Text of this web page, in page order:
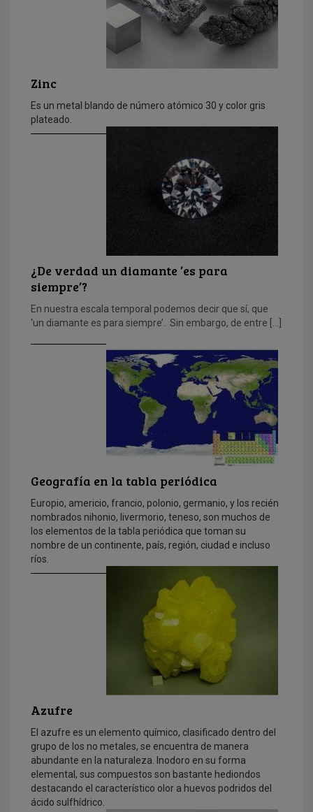
Zinc
Es un metal blando de número atómico 30 y color gris
plateado.
¿De verdad un diamante ’es para
siempre’?
En nuestra escala temporal podemos decir que sí, que
‘un diamante es para siempre’. Sin embargo, de entre […]
Geografía en la tabla periódica
Europio, americio, francio, polonio, germanio, y los recién
nombrados nihonio, livermorio, teneso, son muchos de
los elementos de la tabla periódica que toman su
nombre de un continente, país, región, ciudad e incluso
ríos.
Azufre
El azufre es un elemento químico, clasificado dentro del
grupo de los no metales, se encuentra de manera
abundante en la naturaleza. Inodoro en su forma
elemental, sus compuestos son bastante hediondos
destacando el característico olor a huevos podridos del
ácido sulfhídrico.